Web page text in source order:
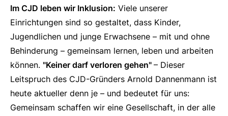
Im CJD leben wir Inklusion: Viele unserer
Einrichtungen sind so gestaltet, dass Kinder,
Jugendlichen und junge Erwachsene – mit und ohne
Behinderung – gemeinsam lernen, leben und arbeiten
können. "Keiner darf verloren gehen" – Dieser
Leitspruch des CJD-Gründers Arnold Dannenmann ist
heute aktueller denn je – und bedeutet für uns:
Gemeinsam schaffen wir eine Gesellschaft, in der alle